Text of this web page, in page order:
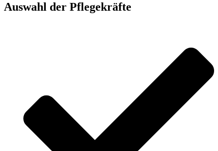
Auswahl der Pflegekräfte